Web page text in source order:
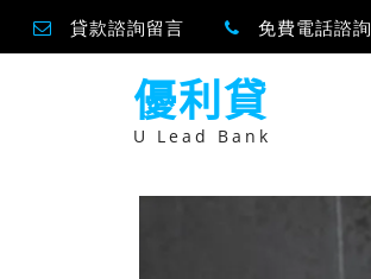
貸款諮詢留言 免費電話諮詢
優利貸
U Lead Bank